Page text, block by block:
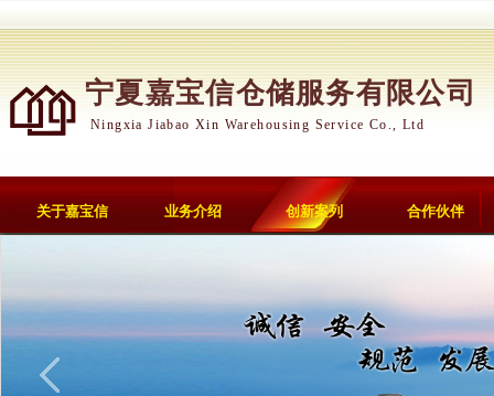
宁夏嘉宝信仓储服务有限公司
Ningxia Jiabao Xin Warehousing Service Co., Ltd
关于嘉宝信 业务介绍 创新案列 合作伙伴